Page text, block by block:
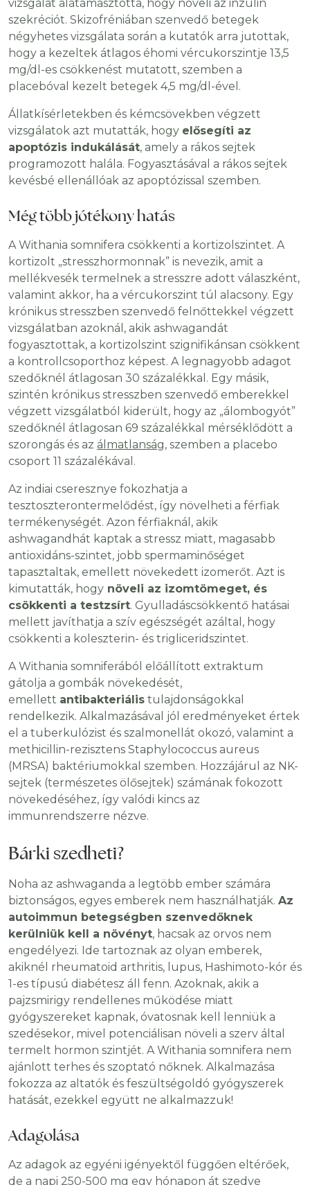
vizsgálat alátámasztotta, hogy növeli az inzulin
szekréciót. Skizofréniában szenvedő betegek
négyhetes vizsgálata során a kutatók arra jutottak,
hogy a kezeltek átlagos éhomi vércukorszintje 13,5
mg/dl-es csökkenést mutatott, szemben a
placebóval kezelt betegek 4,5 mg/dl-ével.
Állatkísérletekben és kémcsövekben végzett
vizsgálatok azt mutatták, hogy elősegíti az
apoptózis indukálását, amely a rákos sejtek
programozott halála. Fogyasztásával a rákos sejtek
kevésbé ellenállóak az apoptózissal szemben.
Még több jótékony hatás
A Withania somnifera csökkenti a kortizolszintet. A
kortizolt „stresszhormonnak” is nevezik, amit a
mellékvesék termelnek a stresszre adott válaszként,
valamint akkor, ha a vércukorszint túl alacsony. Egy
krónikus stresszben szenvedő felnőttekkel végzett
vizsgálatban azoknál, akik ashwagandát
fogyasztottak, a kortizolszint szignifikánsan csökkent
a kontrollcsoporthoz képest. A legnagyobb adagot
szedőknél átlagosan 30 százalékkal. Egy másik,
szintén krónikus stresszben szenvedő emberekkel
végzett vizsgálatból kiderült, hogy az „álombogyót”
szedőknél átlagosan 69 százalékkal mérséklődött a
szorongás és az álmatlanság, szemben a placebo
csoport 11 százalékával.
Az indiai cseresznye fokozhatja a
tesztoszterontermelődést, így növelheti a férfiak
termékenységét. Azon férfiaknál, akik
ashwagandhát kaptak a stressz miatt, magasabb
antioxidáns-szintet, jobb spermaminőséget
tapasztaltak, emellett növekedett izomerőt. Azt is
kimutatták, hogy növeli az izomtömeget, és
csökkenti a testzsírt. Gyulladáscsökkentő hatásai
mellett javíthatja a szív egészségét azáltal, hogy
csökkenti a koleszterin- és trigliceridszintet.
A Withania somniferából előállított extraktum
gátolja a gombák növekedését,
emellett antibakteriális tulajdonságokkal
rendelkezik. Alkalmazásával jól eredményeket értek
el a tuberkulózist és szalmonellát okozó, valamint a
methicillin-rezisztens Staphylococcus aureus
(MRSA) baktériumokkal szemben. Hozzájárul az NK-
sejtek (természetes ölősejtek) számának fokozott
növekedéséhez, így valódi kincs az
immunrendszerre nézve.
Bárki szedheti?
Noha az ashwaganda a legtöbb ember számára
biztonságos, egyes emberek nem használhatják. Az
autoimmun betegségben szenvedőknek
kerülniük kell a növényt, hacsak az orvos nem
engedélyezi. Ide tartoznak az olyan emberek,
akiknél rheumatoid arthritis, lupus, Hashimoto-kór és
1-es típusú diabétesz áll fenn. Azoknak, akik a
pajzsmirigy rendellenes működése miatt
gyógyszereket kapnak, óvatosnak kell lenniük a
szedésekor, mivel potenciálisan növeli a szerv által
termelt hormon szintjét. A Withania somnifera nem
ajánlott terhes és szoptató nőknek. Alkalmazása
fokozza az altatók és feszültségoldó gyógyszerek
hatását, ezekkel együtt ne alkalmazzuk!
Adagolása
Az adagok az egyéni igényektől függően eltérőek,
de a napi 250-500 mg egy hónapon át szedve